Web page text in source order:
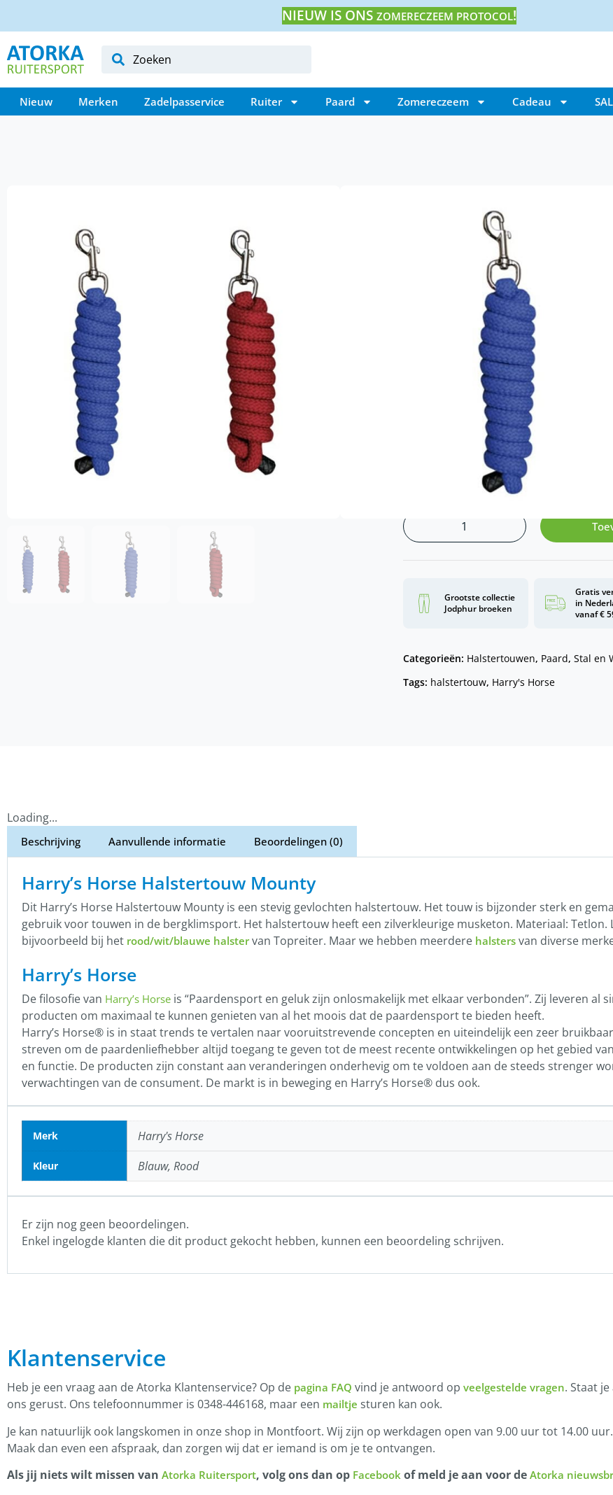
NIEUW IS ONS ZOMERECZEEM PROTOCOL!
Nieuw Merken Zadelpasservice Ruiter Paard Zomereczeem Cadeau
Harry’s Horse
Dit Harry’s Horse Halstertouw Mounty
halstertouw. Het touw is bijzonder
ook gebruik voor touwen in de
zilverkleurige musketon. Materiaal:
combineren met deverschillende halsters
Rood
Grootste collectie
Jodphur broeken
Gratis
in
vanaf €
Categorieën: Halstertouwen, Paard, Stal en
Tags: halstertouw, Harry's Horse
Loading...
Beschrijving Aanvullende informatie Beoordelingen (0)
Harry’s Horse Halstertouw Mounty
Dit Harry’s Horse Halstertouw Mounty is een stevig gevlochten halstertouw. Het touw is bijzonder sterk en
gebruik voor touwen in de bergklimsport. Het halstertouw heeft een zilverkleurige musketon. Materiaal: Tetlon.
bijvoorbeeld bij het rood/wit/blauwe halstervan Topreiter. Maar we hebben meerdere halsters van diverse
Harry’s Horse
De filosofie van Harry’s Horse is “Paardensport en geluk zijn onlosmakelijk met elkaar verbonden”. Zij leveren al
producten om maximaal te kunnen genieten van al het moois dat de paardensport te bieden heeft.
Harry’s Horse® is in staat trends te vertalen naar vooruitstrevende concepten en uiteindelijk een zeer
streven om de paardenliefhebber altijd toegang te geven tot de meest recente ontwikkelingen op het gebied
en functie. De producten zijn constant aan veranderingen onderhevig om te voldoen aan de steeds strenger
verwachtingen van de consument. De markt is in beweging en Harry’s Horse® dus ook.
Merk Harry's Horse
Kleur Blauw, Rood
Er zijn nog geen beoordelingen.
Enkel ingelogde klanten die dit product gekocht hebben, kunnen een beoordeling schrijven.
Klantenservice
Heb je een vraag aan de Atorka Klantenservice? Op de pagina FAQ vind je antwoord op veelgestelde vragen. Staat
ons gerust. Ons telefoonnummer is 0348-446168, maar een mailtje sturen kan ook.
Je kan natuurlijk ook langskomen in onze shop in Montfoort. Wij zijn op werkdagen open van 9.00 uur tot 14.00
Maak dan even een afspraak, dan zorgen wij dat er iemand is om je te ontvangen.
Als jij niets wilt missen van Atorka Ruitersport, volg ons dan op Facebook of meld je aan voor de Atorka